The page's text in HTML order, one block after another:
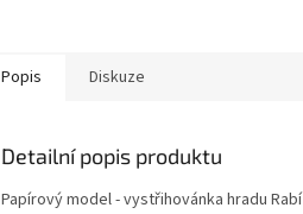
Popis Diskuze
Detailní popis produktu
Papírový model - vystřihovánka hradu Rabí